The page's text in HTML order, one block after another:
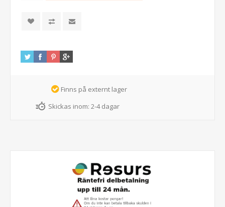
Finns på externt lager
Skickas inom: 2-4 dagar